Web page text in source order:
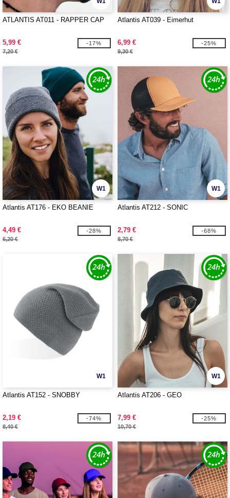
ATLANTIS AT011 - RAPPER CAP
5,99 €
7,20 €
-17%
Atlantis AT039 - Eimerhut
6,99 €
9,30 €
-25%
W1
Atlantis AT176 - EKO BEANIE
4,49 €
6,20 €
-28%
W1
Atlantis AT212 - SONIC
2,79 €
8,70 €
-68%
W1
Atlantis AT152 - SNOBBY
2,19 €
8,40 €
-74%
W1
Atlantis AT206 - GEO
7,99 €
10,70 €
-25%